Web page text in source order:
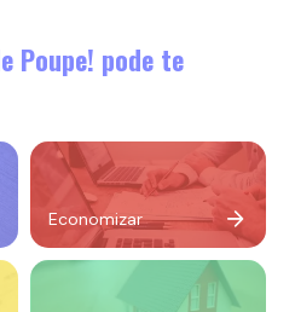
Poupe! pode te
Economizar